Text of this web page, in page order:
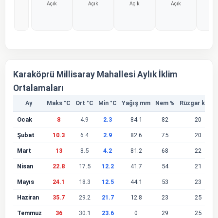
Açık Açık Açık Açık
Karaköprü Millisaray Mahallesi Aylık İklim
Ortalamaları
Ay Maks °C Ort °C Min °C Yağış mm Nem % Rüzgar km/s
Ocak 8 4.9 2.3 84.1 82 20
Şubat 10.3 6.4 2.9 82.6 75 20
Mart 13 8.5 4.2 81.2 68 22
Nisan 22.8 17.5 12.2 41.7 54 21
Mayıs 24.1 18.3 12.5 44.1 53 23
Haziran 35.7 29.2 21.7 12.8 23 25
Temmuz 36 30.1 23.6 0 29 25